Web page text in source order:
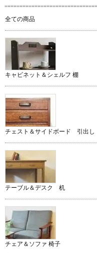
全ての商品
キャビネット＆シェルフ 棚
チェスト＆サイドボード 引出し
テーブル＆デスク 机
チェア＆ソファ 椅子